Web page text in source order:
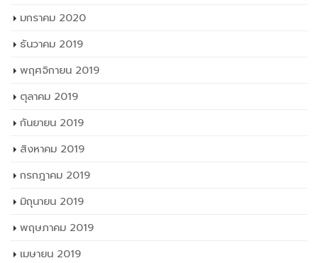
มกราคม 2020
ธันวาคม 2019
พฤศจิกายน 2019
ตุลาคม 2019
กันยายน 2019
สิงหาคม 2019
กรกฎาคม 2019
มิถุนายน 2019
พฤษภาคม 2019
เมษายน 2019